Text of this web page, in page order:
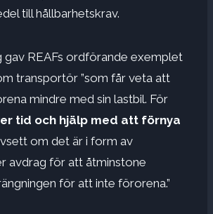
till hållbarhetskrav.
gav REAFs ordförande exemplet
transportör ”som får veta att
mindre med sin lastbil. För
tid och hjälp med att förnya
om det är i form av
avdrag för att åtminstone
för att inte förorena.”